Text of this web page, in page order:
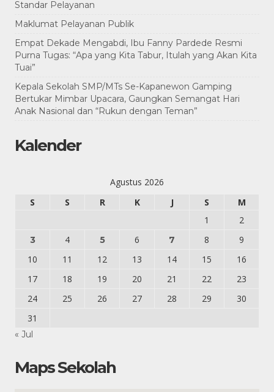
Standar Pelayanan
Maklumat Pelayanan Publik
Empat Dekade Mengabdi, Ibu Fanny Pardede Resmi
Purna Tugas: “Apa yang Kita Tabur, Itulah yang Akan Kita
Tuai”
Kepala Sekolah SMP/MTs Se-Kapanewon Gamping
Bertukar Mimbar Upacara, Gaungkan Semangat Hari
Anak Nasional dan “Rukun dengan Teman”
Kalender
Agustus 2026
S
S R K J S
M
1
2
3 4 5 6 7 8
9
10
11 12 13 14 15
16
17
18 19 20 21 22
23
24
25 26 27 28 29
30
31
« Jul
Maps Sekolah